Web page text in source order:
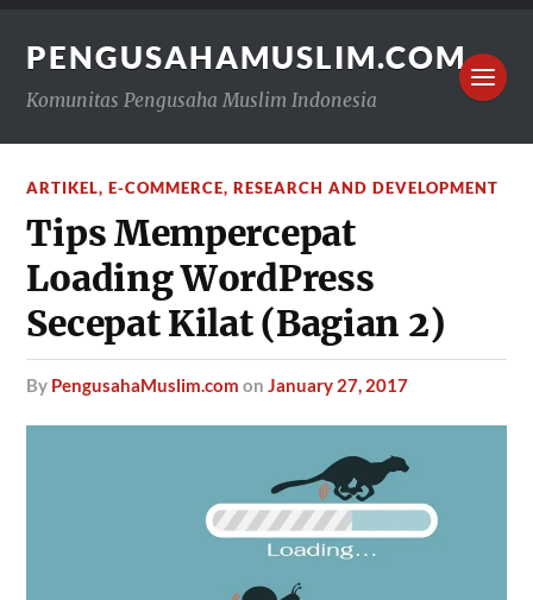
PENGUSAHAMUSLIM.COM
Komunitas Pengusaha Muslim Indonesia
ARTIKEL,E-COMMERCE,RESEARCH AND DEVELOPMENT
Tips Mempercepat
Loading WordPress
Secepat Kilat (Bagian 2)
by PengusahaMuslim.com onJanuary 27, 2017